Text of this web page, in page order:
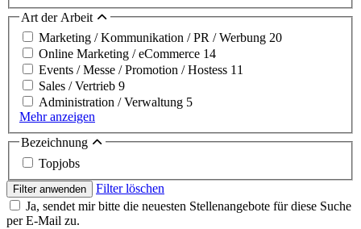
Art der Arbeit
Marketing / Kommunikation / PR / Werbung 20
Online Marketing / eCommerce 14
Events / Messe / Promotion / Hostess 11
Sales / Vertrieb 9
Administration / Verwaltung 5
Mehr anzeigen
Bezeichnung
Topjobs
Filter anwenden
Filter löschen
Ja, sendet mir bitte die neuesten Stellenangebote für diese Suche
per E-Mail zu.